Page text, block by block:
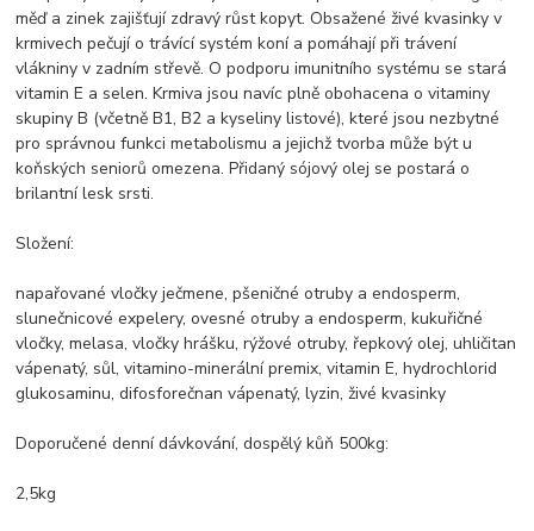
měď a zinek zajišťují zdravý růst kopyt. Obsažené živé kvasinky v
krmivech pečují o trávící systém koní a pomáhají při trávení
vlákniny v zadním střevě. O podporu imunitního systému se stará
vitamin E a selen. Krmiva jsou navíc plně obohacena o vitaminy
skupiny B (včetně B1, B2 a kyseliny listové), které jsou nezbytné
pro správnou funkci metabolismu a jejichž tvorba může být u
koňských seniorů omezena. Přidaný sójový olej se postará o
brilantní lesk srsti.
Složení:
napařované vločky ječmene, pšeničné otruby a endosperm,
slunečnicové expelery, ovesné otruby a endosperm, kukuřičné
vločky, melasa, vločky hrášku, rýžové otruby, řepkový olej, uhličitan
vápenatý, sůl, vitamino-minerální premix, vitamin E, hydrochlorid
glukosaminu, difosforečnan vápenatý, lyzin, živé kvasinky
Doporučené denní dávkování, dospělý kůň 500kg:
2,5kg